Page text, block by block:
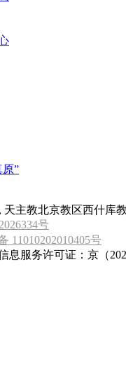
”
天主教北京教区西什库
号
11010202010405号
息服务许可证：京（